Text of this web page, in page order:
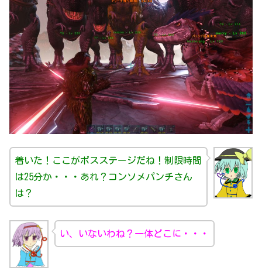
着いた！ここがボスステージだね！制限時間
は25分か・・・あれ？コンソメパンチさん
は？
い、いないわね？一体どこに・・・